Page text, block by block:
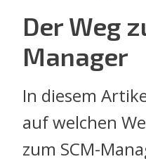
Der Weg
Manager
In diesem
auf welchen
zum SCM-